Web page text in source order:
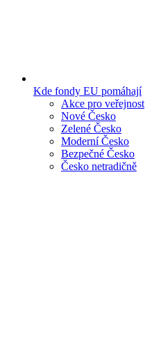
Kde fondy EU pomáhají
Akce pro veřejnost
Nové Česko
Zelené Česko
Moderní Česko
Bezpečné Česko
Česko netradičně